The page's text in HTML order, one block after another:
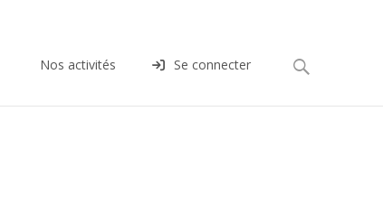
Nos activités Se connecter Rechercher :